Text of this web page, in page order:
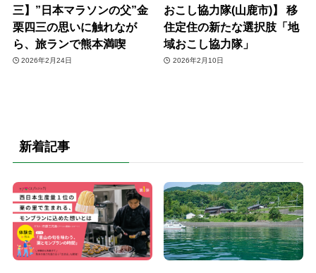
三】”日本マラソンの父”金
栗四三の思いに触れなが
ら、旅ランで熊本満喫
2026年2月24日
おこし協力隊(山鹿市)】 移
住定住の新たな選択肢「地
域おこし協力隊」
2026年2月10日
新着記事